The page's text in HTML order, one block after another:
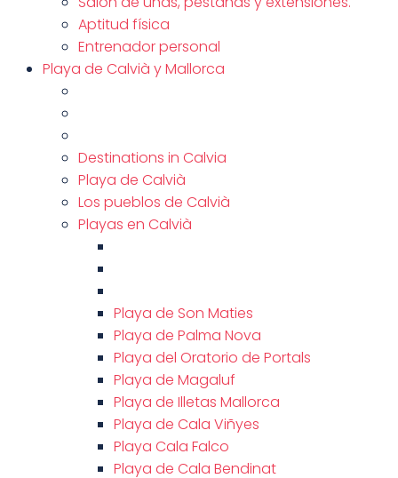
Aptitud física
Entrenador personal
Playa de Calvià y Mallorca
Destinations in Calvia
Playa de Calvià
Los pueblos de Calvià
Playas en Calvià
Playa de Son Maties
Playa de Palma Nova
Playa del Oratorio de Portals
Playa de Magaluf
Playa de Illetas Mallorca
Playa de Cala Viñyes
Playa Cala Falco
Playa de Cala Bendinat